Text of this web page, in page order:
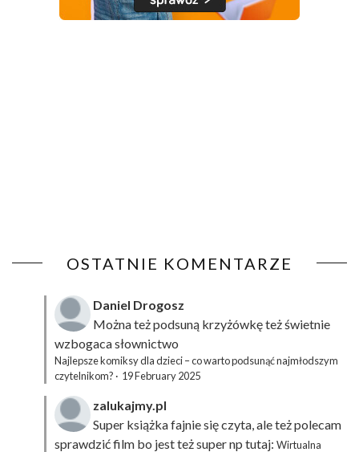
OSTATNIE KOMENTARZE
Daniel Drogosz
Można też podsuną krzyżówkęteż świetnie
wzbogaca słownictwo
Najlepsze komiksy dla dzieci – co warto podsunąć najmłodszym
czytelnikom? · 19 February 2025
zalukajmy.pl
Super książka fajnie się czyta, ale też polecam
sprawdzić film bo jest też super np tutaj: Wirtualna